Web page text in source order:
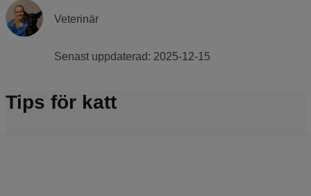
Veterinär
Senast uppdaterad: 2025-12-15
Tips för katt